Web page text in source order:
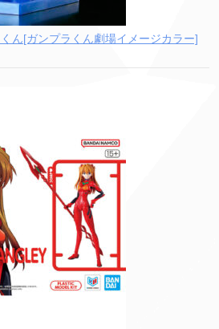
ん[ガンプラくん劇場イメージカラー]